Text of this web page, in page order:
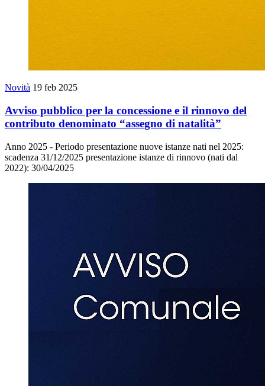
Novità 19 feb 2025
Avviso pubblico per la concessione e il rinnovo del
contributo denominato “assegno di natalità”
Anno 2025 - Periodo presentazione nuove istanze nati nel 2025:
scadenza 31/12/2025 presentazione istanze di rinnovo (nati dal
2022): 30/04/2025